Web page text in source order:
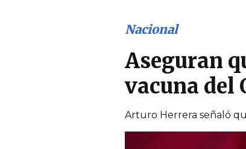
Nacional
Aseguran
vacuna del
Arturo Herrera señaló